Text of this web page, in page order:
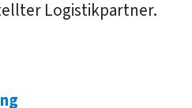
Logistikpartner.